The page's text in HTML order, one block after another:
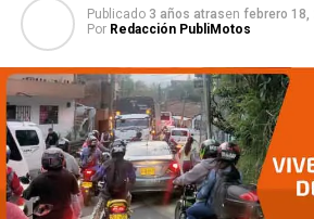
Publicado 3 años atrasen febrero 18,
Por Redacción PubliMotos